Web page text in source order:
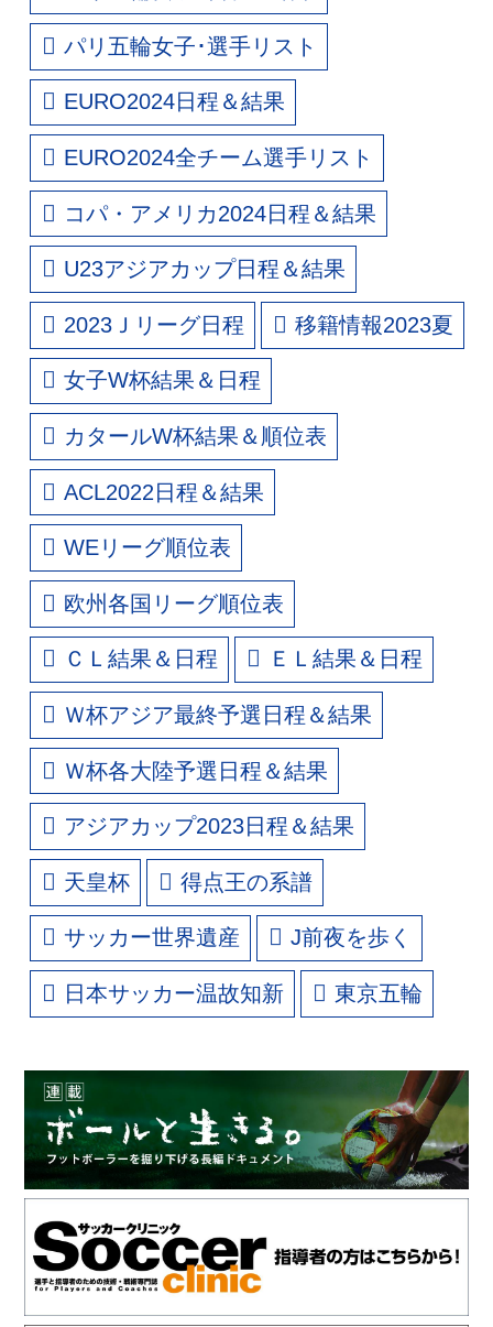
パリ五輪女子･選手リスト
EURO2024日程＆結果
EURO2024全チーム選手リスト
コパ・アメリカ2024日程＆結果
U23アジアカップ日程＆結果
2023Ｊリーグ日程 移籍情報2023夏
女子W杯結果＆日程
カタールW杯結果＆順位表
ACL2022日程＆結果
WEリーグ順位表
欧州各国リーグ順位表
ＣＬ結果＆日程 ＥＬ結果＆日程
Ｗ杯アジア最終予選日程＆結果
Ｗ杯各大陸予選日程＆結果
アジアカップ2023日程＆結果
天皇杯 得点王の系譜
サッカー世界遺産 J前夜を歩く
日本サッカー温故知新 東京五輪